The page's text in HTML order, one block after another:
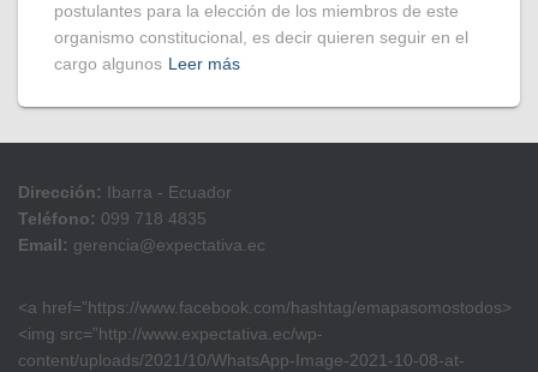
postulantes para la elección de los miembros de este
organismo constitucional, es decir quieren seguir en el
cargo algunos Leer más
Dirección: Ibarra - Ecuador
Teléfono: 099 718 4835
Email: gerencia@expectativa.ec
<a href=”https://www.facebook.com/hashtag/emapasomostodos>
<img src=”http://www.expectativa.ec/wp-
content/uploads/2021/10/WhatsApp-Image-2021-10-08-at-